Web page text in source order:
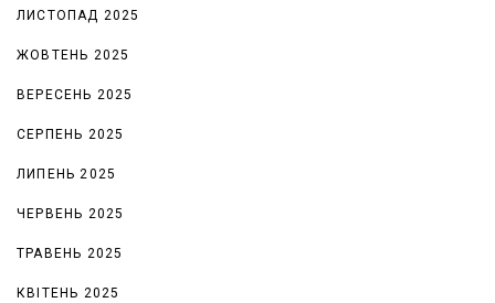
ЛИСТОПАД 2025
ЖОВТЕНЬ 2025
ВЕРЕСЕНЬ 2025
СЕРПЕНЬ 2025
ЛИПЕНЬ 2025
ЧЕРВЕНЬ 2025
ТРАВЕНЬ 2025
КВІТЕНЬ 2025